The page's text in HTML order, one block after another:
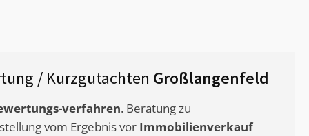
/ Kurzgutachten Großlangenfeld
verfahren. Beratung zu
vom Ergebnis vor Immobilienverkauf